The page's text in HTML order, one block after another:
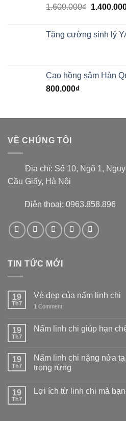
1.600.000₫
Tăng cường sinh lý
Cao hồng sâm Hàn
800.000₫
VỀ CHÚNG TÔI
Địa chỉ: Số 10, Ngõ 1,
Cầu Giấy, Hà Nội
Điện thoại: 0963.858.896
TIN TỨC MỚI
19
Th7
Vẻ đẹp của nấm linh chi
1 Comment
19
Th7
Nấm linh chi giúp hạn
19
Th7
Nấm linh chi nặng nửa
trong rừng
19
Th7
Lợi ích từ linh chi mà